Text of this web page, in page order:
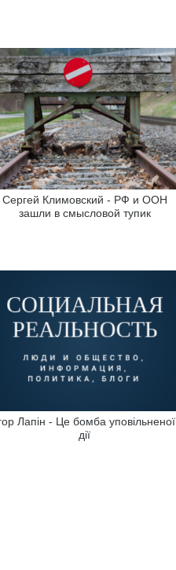
Сергей Климовский - РФ и ООН
зашли в смысловой тупик
Лапін - Це бомба уповільненої
дії